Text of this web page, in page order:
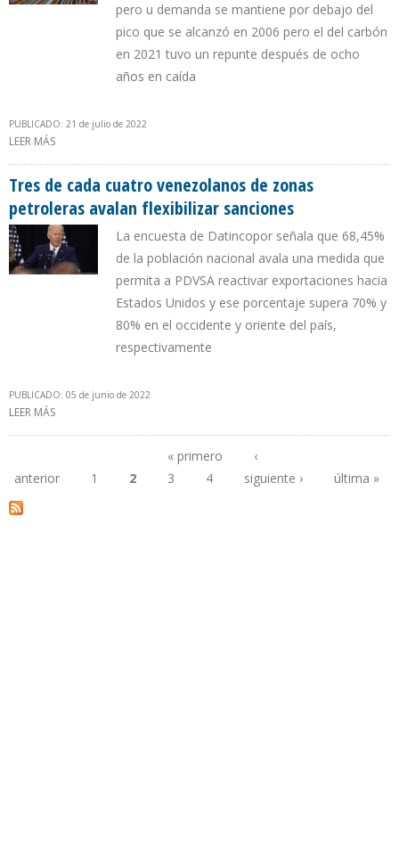
pero u demanda se mantiene por debajo del
pico que se alcanzó en 2006 pero el del carbón
en 2021 tuvo un repunte después de ocho
años en caída
PUBLICADO: 21 de julio de 2022
LEER MÁS
Tres de cada cuatro venezolanos de zonas
petroleras avalan flexibilizar sanciones
La encuesta de Datincopor señala que 68,45%
de la población nacional avala una medida que
permita a PDVSA reactivar exportaciones hacia
Estados Unidos y ese porcentaje supera 70% y
80% en el occidente y oriente del país,
respectivamente
PUBLICADO: 05 de junio de 2022
LEER MÁS
Páginas
« primero
‹
anterior
1 2 3 4 siguiente › última »